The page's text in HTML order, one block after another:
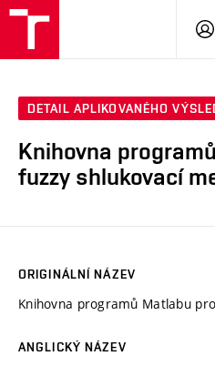
DETAIL APLIKOVANÉHO
Knihovna
fuzzy shlukovací
ORIGINÁLNÍ NÁZEV
Knihovna programů Matlabu
ANGLICKÝ NÁZEV